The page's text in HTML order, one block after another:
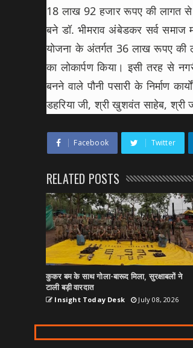
18 लाख 92 हजार रूपए की लागत से
बने डॉ. भीमराव अंबेडकर सर्व समाज
योजना के अंतर्गत 36 लाख रूपए की
का लोकार्पण किया। इसी तरह से
बनने वाले पौनी पसारी के निर्माण
डहरिया जी, श्री खुशवंत साहेब, श्री
Facebook Twitter
RELATED POSTS
कुकर बम के साथ गोला-बारूद मिला, सुरक्षाबलों ने
टाली बड़ी वारदात
Insight Today Desk July 08, 2026